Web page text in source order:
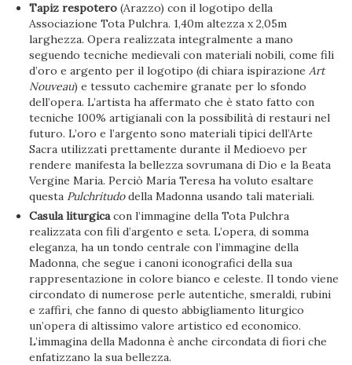
Tapiz respotero (Arazzo) con il logotipo della
Associazione Tota Pulchra. 1,40m altezza x 2,05m
larghezza. Opera realizzata integralmente a mano
seguendo tecniche medievali con materiali nobili, come fili
d’oro e argento per il logotipo (di chiara ispirazioneArt
Nouveau) e tessuto cachemire granate per lo sfondo
dell’opera. L’artista ha affermato che è stato fatto con
tecniche 100% artigianali con la possibilità di restauri nel
futuro. L’oro e l’argento sono materiali tipici dell’Arte
Sacra utilizzati prettamente durante il Medioevo per
rendere manifesta la bellezza sovrumana di Dio e la Beata
Vergine Maria. Perciò María Teresa ha voluto esaltare
questa Pulchritudodella Madonna usando tali materiali.
Casula liturgicacon l’immagine della Tota Pulchra
realizzata con fili d’argento e seta. L’opera, di somma
eleganza, ha un tondo centrale con l’immagine della
Madonna, che segue i canoni iconografici della sua
rappresentazione in colore bianco e celeste. Il tondo viene
circondato di numerose perle autentiche, smeraldi, rubini
e zaffiri, che fanno di questo abbigliamento liturgico
un’opera di altissimo valore artistico ed economico.
L’immagina della Madonna è anche circondata di fiori che
enfatizzano la sua bellezza.